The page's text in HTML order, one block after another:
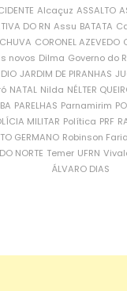
Alcaçuz ASSALTO
DO RN Assu BATATA
CORONEL AZEVEDO
novos Dilma Governo do
JARDIM DE PIRANHAS
NATAL Nilda NÉLTER
PARELHAS Parnamirim
MILITAR Política PRF
GERMANO Robinson Faria
NORTE Temer UFRN
ÁLVARO DIAS